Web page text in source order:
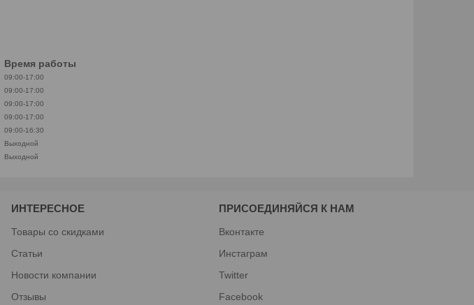
Время работы
09:00-17:00
09:00-17:00
09:00-17:00
09:00-17:00
09:00-16:30
Выходной
Выходной
ИНТЕРЕСНОЕ
Товары со скидками
Статьи
Новости компании
Отзывы
ПРИСОЕДИНЯЙСЯ К НАМ
Вконтакте
Инстаграм
Twitter
Facebook